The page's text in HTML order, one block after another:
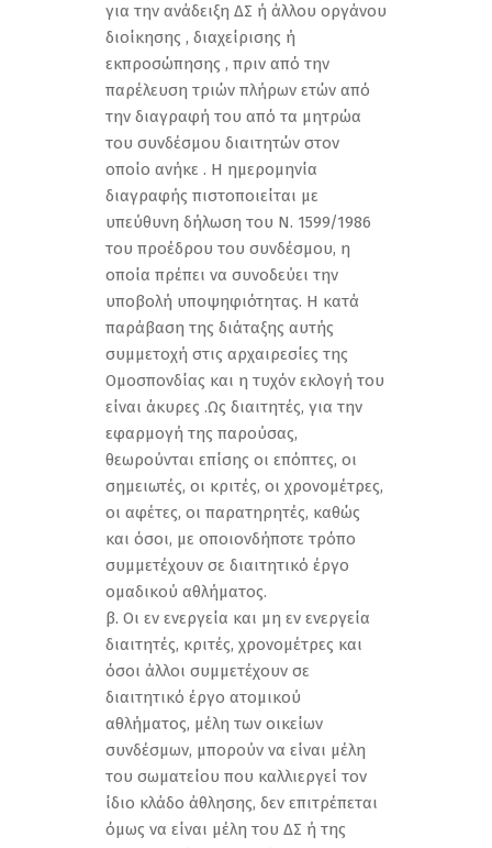
για την ανάδειξη ΔΣ ή άλλου οργάνου
διοίκησης , διαχείρισης ή
εκπροσώπησης , πριν από την
παρέλευση τριών πλήρων ετών από
την διαγραφή του από τα μητρώα
του συνδέσμου διαιτητών στον
οποίο ανήκε . Η ημερομηνία
διαγραφής πιστοποιείται με
υπεύθυνη δήλωση του Ν. 1599/1986
του προέδρου του συνδέσμου, η
οποία πρέπει να συνοδεύει την
υποβολή υποψηφιότητας. Η κατά
παράβαση της διάταξης αυτής
συμμετοχή στις αρχαιρεσίες της
Ομοσπονδίας και η τυχόν εκλογή του
είναι άκυρες .Ως διαιτητές, για την
εφαρμογή της παρούσας,
θεωρούνται επίσης οι επόπτες, οι
σημειωτές, οι κριτές, οι χρονομέτρες,
οι αφέτες, οι παρατηρητές, καθώς
και όσοι, με οποιονδήποτε τρόπο
συμμετέχουν σε διαιτητικό έργο
ομαδικού αθλήματος.
β. Οι εν ενεργεία και μη εν ενεργεία
διαιτητές, κριτές, χρονομέτρες και
όσοι άλλοι συμμετέχουν σε
διαιτητικό έργο ατομικού
αθλήματος, μέλη των οικείων
συνδέσμων, μπορούν να είναι μέλη
του σωματείου που καλλιεργεί τον
ίδιο κλάδο άθλησης, δεν επιτρέπεται
όμως να είναι μέλη του ΔΣ ή της